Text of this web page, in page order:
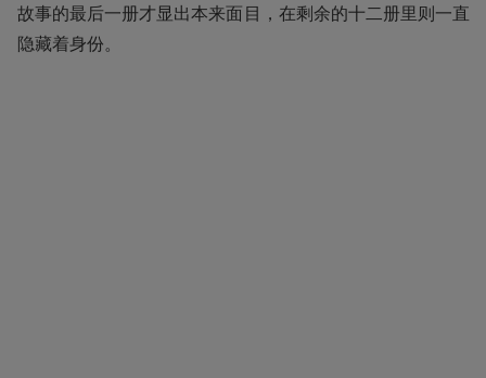
故事的最后一册才显出本来面目，在剩余的十二册里则一直
隐藏着身份。